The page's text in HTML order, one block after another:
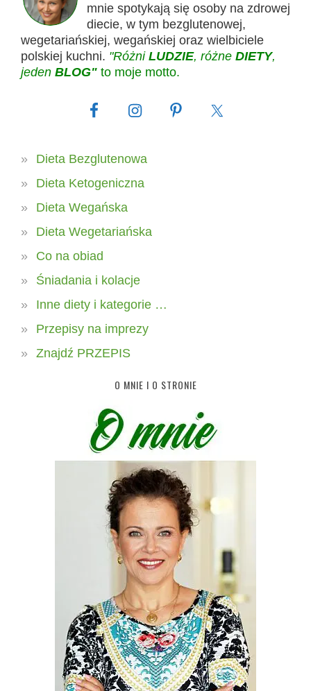
mnie spotykają się osoby na zdrowej
diecie, w tym bezglutenowej,
wegetariańskiej, wegańskiej oraz wielbiciele
polskiej kuchni. "Różni LUDZIE, różne DIETY,
jeden BLOG" to moje motto.
Dieta Bezglutenowa
Dieta Ketogeniczna
Dieta Wegańska
Dieta Wegetariańska
Co na obiad
Śniadania i kolacje
Inne diety i kategorie …
Przepisy na imprezy
Znajdź PRZEPIS
O MNIE I O STRONIE